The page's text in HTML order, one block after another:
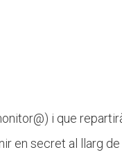
i que
en secret al llarg de